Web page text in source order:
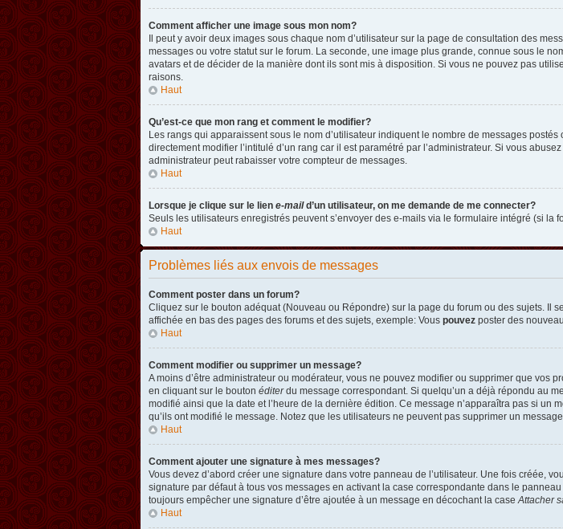
Comment afficher une image sous mon nom?
Il peut y avoir deux images sous chaque nom d’utilisateur sur la page de consultation des
messages ou votre statut sur le forum. La seconde, une image plus grande, connue sous le
avatars et de décider de la manière dont ils sont mis à disposition. Si vous ne pouvez pas
raisons.
Haut
Qu’est-ce que mon rang et comment le modifier?
Les rangs qui apparaissent sous le nom d’utilisateur indiquent le nombre de messages
directement modifier l’intitulé d’un rang car il est paramétré par l’administrateur. Si vous
administrateur peut rabaisser votre compteur de messages.
Haut
Lorsque je clique sur le lien e-maild’un utilisateur, on me demande de me connecter?
Seuls les utilisateurs enregistrés peuvent s’envoyer des e-mails via le formulaire intégré (si
Haut
Problèmes liés aux envois de messages
Comment poster dans un forum?
Cliquez sur le bouton adéquat (Nouveau ou Répondre) sur la page du forum ou des sujets. Il
affichée en bas des pages des forums et des sujets, exemple: Vous pouvez poster des
Haut
Comment modifier ou supprimer un message?
A moins d’être administrateur ou modérateur, vous ne pouvez modifier ou supprimer que
en cliquant sur le bouton éditerdu message correspondant. Si quelqu’un a déjà répondu au
modifié ainsi que la date et l’heure de la dernière édition. Ce message n’apparaîtra pas si
qu’ils ont modifié le message. Notez que les utilisateurs ne peuvent pas supprimer un
Haut
Comment ajouter une signature à mes messages?
Vous devez d’abord créer une signature dans votre panneau de l’utilisateur. Une fois créée,
signature par défaut à tous vos messages en activant la case correspondante dans le
toujours empêcher une signature d’être ajoutée à un message en décochant la case Attacher
Haut